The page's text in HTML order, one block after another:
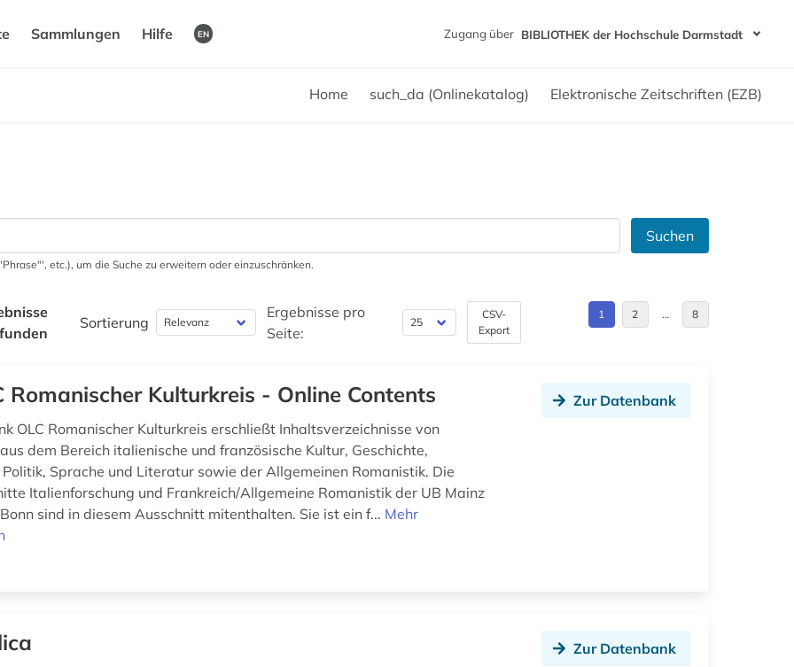
Sammlungen Hilfe EN Zugang über BIBLIOTHEK der Hochschule Darmstadt
Home such_da (Onlinekatalog) Elektronische Zeitschriften (EZB)
Suchen
etc.), um die Suche zu erweitern oder einzuschränken.
Sortierung
Ergebnisse pro
Seite:
CSV-
Export
1 2 … 8
Romanischer Kulturkreis - Online Contents
OLC Romanischer Kulturkreis erschließt Inhaltsverzeichnisse von
dem Bereich italienische und französische Kultur, Geschichte,
Sprache und Literatur sowie der Allgemeinen Romanistik. Die
Italienforschung und Frankreich/Allgemeine Romanistik der UB Mainz
sind in diesem Ausschnitt mitenthalten. Sie ist ein f... Mehr
Zur Datenbank
Zur Datenbank